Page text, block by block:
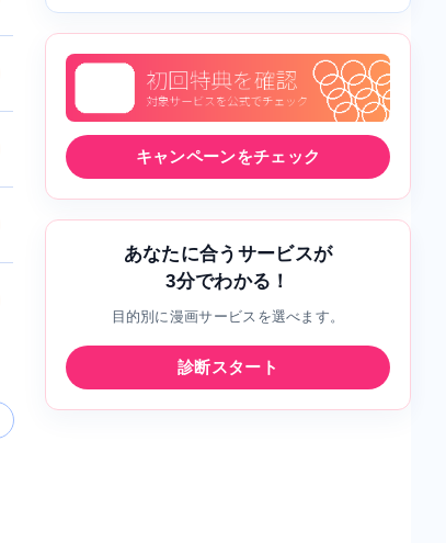
キャンペーンをチェック
あなたに合うサービスが
3分でわかる！
目的別に漫画サービスを選べます。
診断スタート